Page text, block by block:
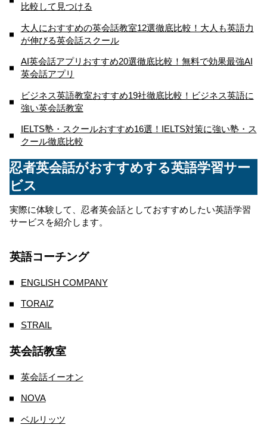
比較して見つける
大人におすすめの英会話教室12選徹底比較！大人も英語力
が伸びる英会話スクール
AI英会話アプリおすすめ20選徹底比較！無料で効果最強AI
英会話アプリ
ビジネス英語教室おすすめ19社徹底比較！ビジネス英語に
強い英会話教室
IELTS塾・スクールおすすめ16選！IELTS対策に強い塾・ス
クール徹底比較
忍者英会話がおすすめする英語学習サー
ビス
実際に体験して、忍者英会話としておすすめしたい英語学習
サービスを紹介します。
英語コーチング
ENGLISH COMPANY
TORAIZ
STRAIL
英会話教室
英会話イーオン
NOVA
ベルリッツ